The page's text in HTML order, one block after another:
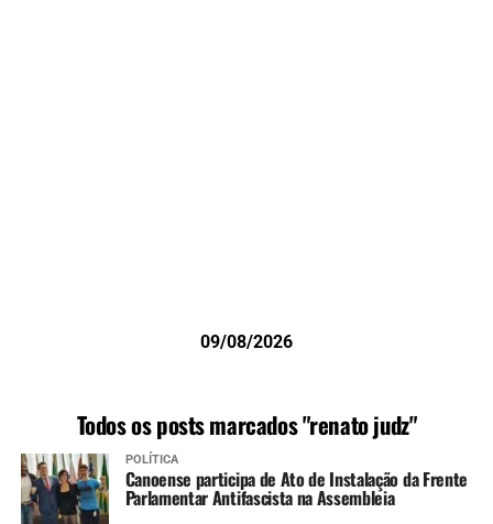
09/08/2026
Todos os posts marcados "renato judz"
POLÍTICA
Canoense participa de Ato de Instalação da Frente
Parlamentar Antifascista na Assembleia